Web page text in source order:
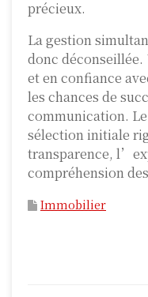
précieux.
La gestion
donc
et en confiance
les chances de
communication.
sélection initiale
transparence,
compréhension
Immobilier